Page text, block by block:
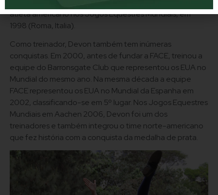
atleta americano nos Jogos Equestres Mundiais, em
1998 (Roma, Italia).
Como treinador, Devon também tem inúmeras
conquistas. Em 2000, antes de fundar a FACE, treinou a
equipe do Barronsgate Club que representou os EUA no
Mundial do mesmo ano. Na mesma década a equipe
FACE representou os EUA no Mundial da Espanha em
2002, classificando-se em 5º lugar. Nos Jogos Equestres
Mundiais em Aachen 2006, Devon foi um dos
treinadores e também integrou o time norte-americano
que fez história com a conquista da medalha de prata.